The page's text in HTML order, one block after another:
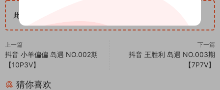
此隐藏内容仅限VIP查看
上一篇
抖音 小羊偏偏 岛遇 NO.002期
【10P3V】
下一篇
抖音 王胜利 岛遇 NO.003期
【7P7V】
猜你喜欢